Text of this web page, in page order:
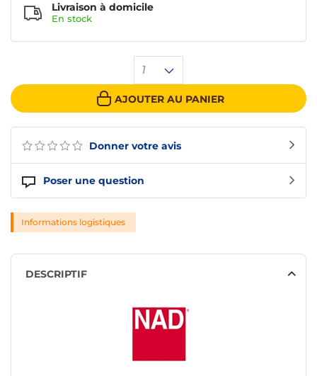
Donner votre avis
Poser une question
1
AJOUTER AU PANIER
Livraison à domicile
En stock
Informations logistiques
DESCRIPTIF